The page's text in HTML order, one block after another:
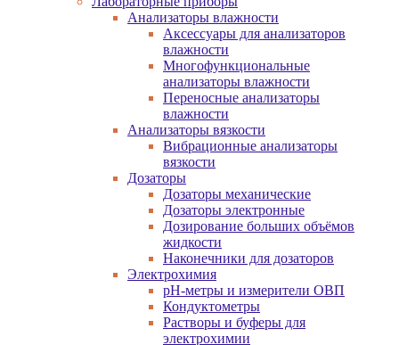
Анализаторы влажности
Аксессуары для анализаторов
влажности
Многофункциональные
анализаторы влажности
Переносные анализаторы
влажности
Анализаторы вязкости
Вибрационные анализаторы
вязкости
Дозаторы
Дозаторы механические
Дозаторы электронные
Дозирование больших объёмов
жидкости
Наконечники для дозаторов
Электрохимия
pH-метры и измерители ОВП
Кондуктометры
Растворы и буферы для
электрохимии